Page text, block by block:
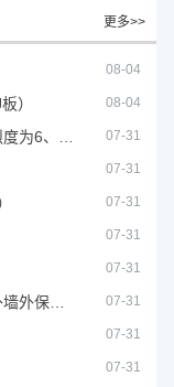
更多>>
08-04
） 08-04
07-31
07-31
07-31
07-31
07-31
07-31
07-31
07-31